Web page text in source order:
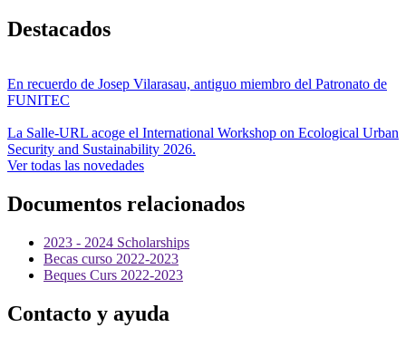
Destacados
En recuerdo de Josep Vilarasau, antiguo miembro del Patronato de
FUNITEC
La Salle-URL acoge el International Workshop on Ecological Urban
Security and Sustainability 2026.
Ver todas las novedades
Documentos relacionados
2023 - 2024 Scholarships
Becas curso 2022-2023
Beques Curs 2022-2023
Contacto y ayuda